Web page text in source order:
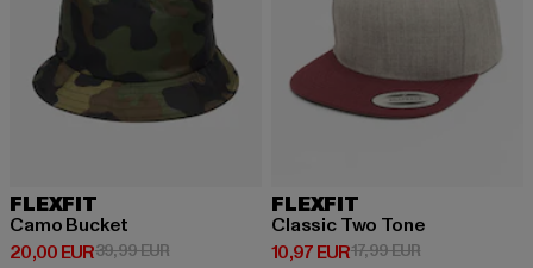
FLEXFIT
Camo Bucket
20,00 EUR
Derzeitiger Preis: 20,00 EUR
39,99 EURAktionspreis: 39,99 EUR
FLEXFIT
Classic Two Tone
10,97 EUR
Derzeitiger Preis: 10,97 EUR
17,99 EURAktionspreis: